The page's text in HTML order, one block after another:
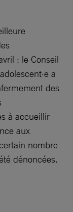
: le Conseil
a
des
à accueillir
aux
nombre
dénoncées.